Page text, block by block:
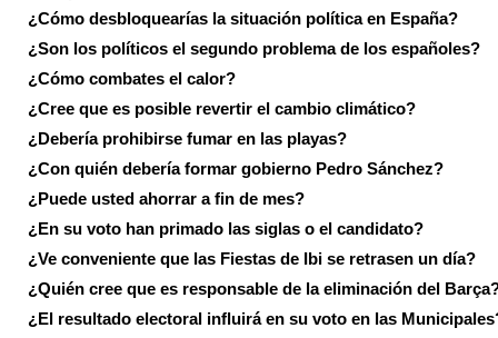
¿Cómo desbloquearías la situación política en España?
¿Son los políticos el segundo problema de los españoles?
¿Cómo combates el calor?
¿Cree que es posible revertir el cambio climático?
¿Debería prohibirse fumar en las playas?
¿Con quién debería formar gobierno Pedro Sánchez?
¿Puede usted ahorrar a fin de mes?
¿En su voto han primado las siglas o el candidato?
¿Ve conveniente que las Fiestas de Ibi se retrasen un día?
¿Quién cree que es responsable de la eliminación del
¿El resultado electoral influirá en su voto en las